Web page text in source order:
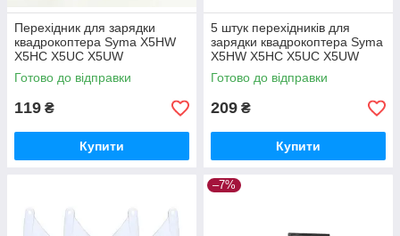
Перехідник для зарядки
квадрокоптера Syma X5HW
X5HC X5UC X5UW
Готово до відправки
119 ₴
Купити
5 штук перехідників для
зарядки квадрокоптера Syma
X5HW X5HC X5UC X5UW
Готово до відправки
209 ₴
Купити
–7%